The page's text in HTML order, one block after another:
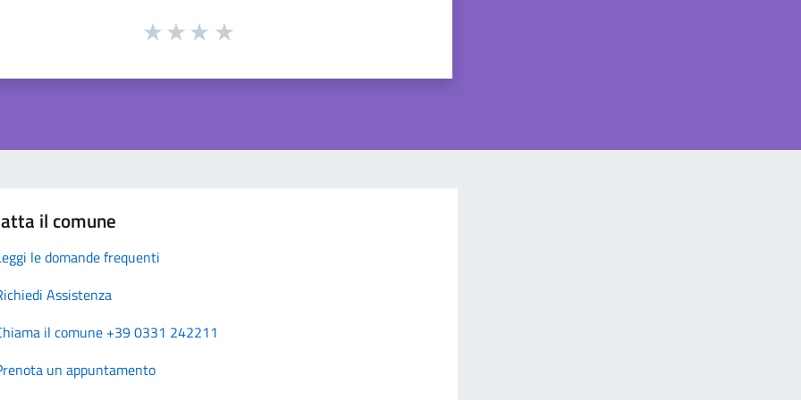
il comune
le domande frequenti
Assistenza
il comune +39 0331 242211
un appuntamento